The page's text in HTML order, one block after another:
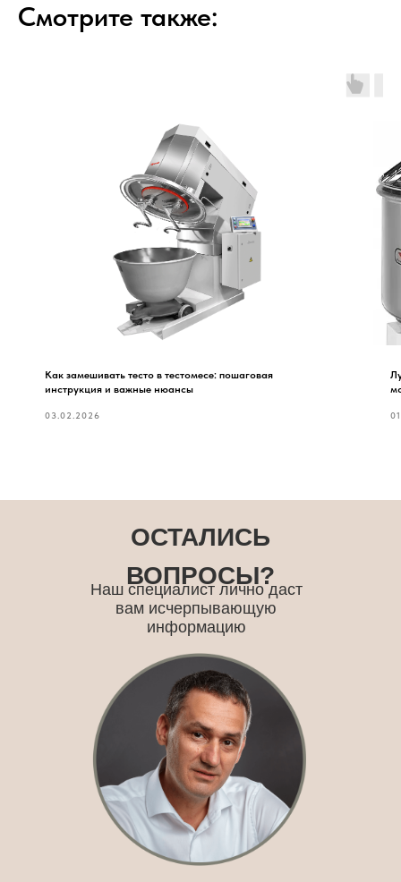
Смотрите также:
Как замешивать тесто в тестомесе: пошаговая
инструкция и важные нюансы
03.02.2026
ОСТАЛИСЬ
ВОПРОСЫ?
Наш специалист лично даст
вам исчерпывающую
информацию